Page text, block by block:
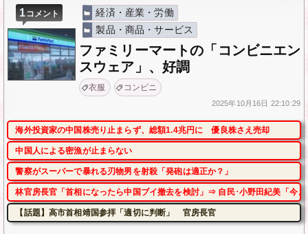
1コメント
経済・産業・労働
製品・商品・サービス
ファミリーマートの「コンビニエン
スウェア」、好調
衣服 コンビニ
2025年10月16日 22:10:29
海外投資家の中国株売り止まらず、総額1.4兆円に 優良株さえ売却
中国人による密漁が止まらない
警察がスーパーで暴れる刃物男を射殺「発砲は適正か？」
林官房長官「首相になったら中国ブイ撤去を検討」⇒ 自民･小野田紀美「今
【話題】高市首相靖国参拝「適切に判断」 官房長官